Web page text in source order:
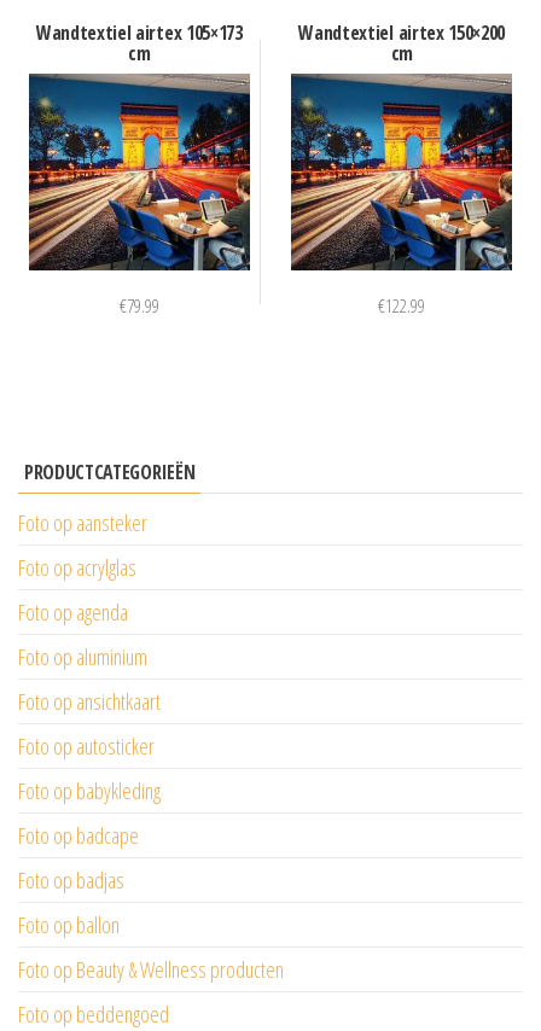
Wandtextiel airtex 105×173
cm
€79.99
Wandtextiel airtex 150×200
cm
€122.99
PRODUCTCATEGORIEËN
Foto op aansteker
Foto op acrylglas
Foto op agenda
Foto op aluminium
Foto op ansichtkaart
Foto op autosticker
Foto op babykleding
Foto op badcape
Foto op badjas
Foto op ballon
Foto op Beauty & Wellness producten
Foto op beddengoed